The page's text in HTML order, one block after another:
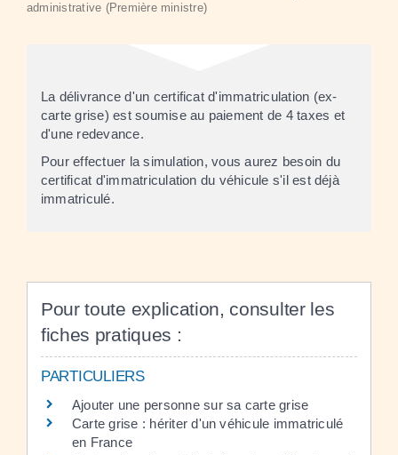
administrative (Première ministre)
La délivrance d'un certificat d'immatriculation (ex-
carte grise) est soumise au paiement de 4 taxes et
d'une redevance.
Pour effectuer la simulation, vous aurez besoin du
certificat d'immatriculation du véhicule s'il est déjà
immatriculé.
Pour toute explication, consulter les
fiches pratiques :
PARTICULIERS
Ajouter une personne sur sa carte grise
Carte grise : hériter d'un véhicule immatriculé
en France